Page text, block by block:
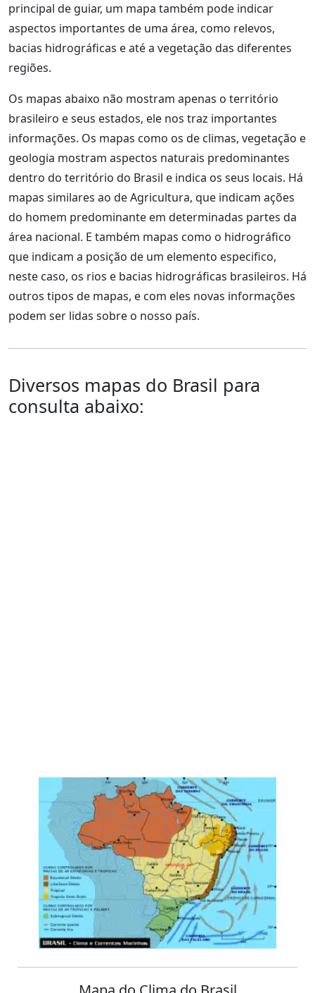
principal de guiar, um mapa também pode indicar
aspectos importantes de uma área, como relevos,
bacias hidrográficas e até a vegetação das diferentes
regiões.
Os mapas abaixo não mostram apenas o território
brasileiro e seus estados, ele nos traz importantes
informações. Os mapas como os de climas, vegetação e
geologia mostram aspectos naturais predominantes
dentro do território do Brasil e indica os seus locais. Há
mapas similares ao de Agricultura, que indicam ações
do homem predominante em determinadas partes da
área nacional. E também mapas como o hidrográfico
que indicam a posição de um elemento especifico,
neste caso, os rios e bacias hidrográficas brasileiros. Há
outros tipos de mapas, e com eles novas informações
podem ser lidas sobre o nosso país.
Diversos mapas do Brasil para
consulta abaixo: